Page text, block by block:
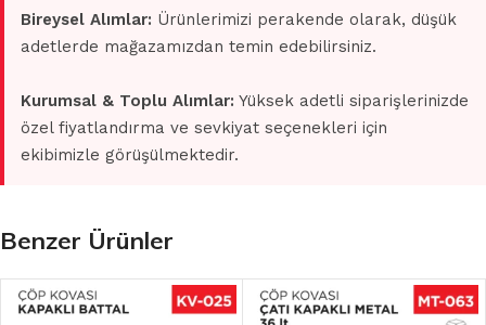
Bireysel Alımlar: Ürünlerimizi perakende olarak, düşük
adetlerde mağazamızdan temin edebilirsiniz.
Kurumsal & Toplu Alımlar: Yüksek adetli siparişlerinizde
özel fiyatlandırma ve sevkiyat seçenekleri için
ekibimizle görüşülmektedir.
Benzer Ürünler